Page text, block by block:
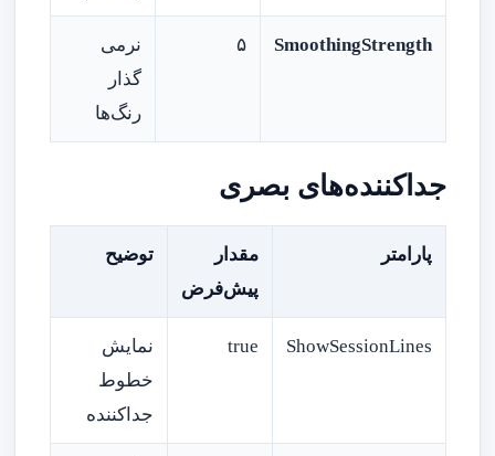
SmoothingStrength ۵
نرمی
گذار
رنگ‌ها
جداکننده‌های بصری
پارامتر
مقدار
پیش‌فرض
توضیح
ShowSessionLines
true
نمایش
خطوط
جداکننده